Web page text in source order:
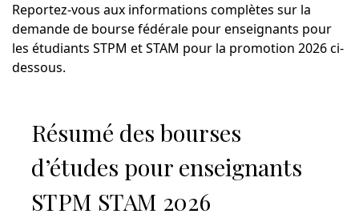
Reportez-vous aux informations complètes sur la
demande de bourse fédérale pour enseignants pour
les étudiants STPM et STAM pour la promotion 2026 ci-
dessous.
Résumé des bourses
d’études pour enseignants
STPM STAM 2026